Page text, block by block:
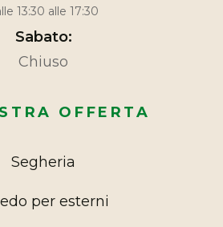
13:30 alle 17:30
Sabato:
Chiuso
OFFERTA
Segheria
per esterni